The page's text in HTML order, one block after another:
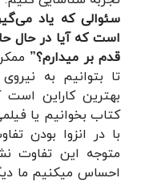
سئوالی که یاد
است که آیا در حال
قدم بر میدارم؟”
تا بتوانیم به
بهترین کاراین
کتاب بخوانیم یا
با در انزوا بودن
متوجه این تفاوت
احساس میکنیم ما